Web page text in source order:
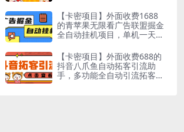
【卡密项目】外面收费1688
的青苹果无限看广告联盟掘金
全自动挂机项目，单机一天30
【卡密项目】外面收费688的
抖音八爪鱼自动拓客引流助
手，多功能全自动引流拓客